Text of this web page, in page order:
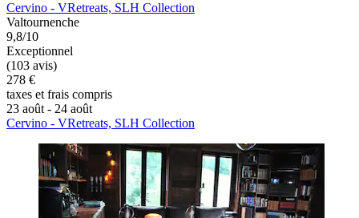
Cervino - VRetreats, SLH Collection
Valtournenche
9,8/10
Exceptionnel
(103 avis)
278 €
taxes et frais compris
23 août - 24 août
Cervino - VRetreats, SLH Collection